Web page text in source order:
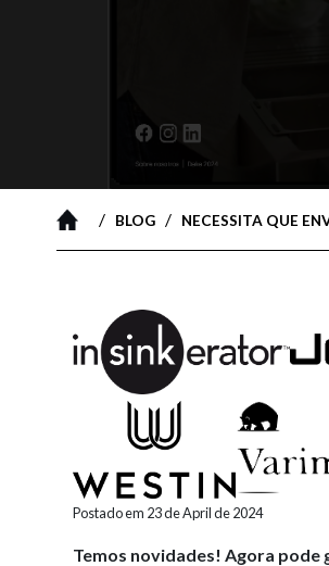
/ BLOG / NECESSITA QUE
Postado em 23 de April de 2024
Temos novidades! Agora pode